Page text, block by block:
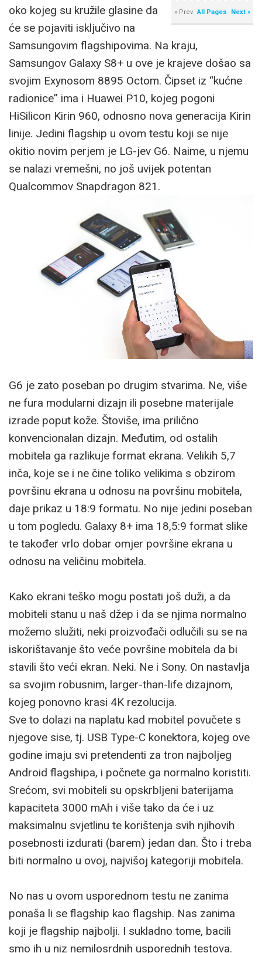
« Prev All Pages Next »
oko kojeg su kružile glasine da
će se pojaviti isključivo na
Samsungovim flagshipovima. Na kraju,
Samsungov Galaxy S8+ u ove je krajeve došao sa
svojim Exynosom 8895 Octom. Čipset iz “kućne
radionice” ima i Huawei P10, kojeg pogoni
HiSilicon Kirin 960, odnosno nova generacija Kirin
linije. Jedini flagship u ovom testu koji se nije
okitio novim perjem je LG-jev G6. Naime, u njemu
se nalazi vremešni, no još uvijek potentan
Qualcommov Snapdragon 821.
G6 je zato poseban po drugim stvarima. Ne, više
ne fura modularni dizajn ili posebne materijale
izrade poput kože. Štoviše, ima prilično
konvencionalan dizajn. Međutim, od ostalih
mobitela ga razlikuje format ekrana. Velikih 5,7
inča, koje se i ne čine toliko velikima s obzirom
površinu ekrana u odnosu na površinu mobitela,
daje prikaz u 18:9 formatu. No nije jedini poseban
u tom pogledu. Galaxy 8+ ima 18,5:9 format slike
te također vrlo dobar omjer površine ekrana u
odnosu na veličinu mobitela.
Kako ekrani teško mogu postati još duži, a da
mobiteli stanu u naš džep i da se njima normalno
možemo služiti, neki proizvođači odlučili su se na
iskorištavanje što veće površine mobitela da bi
stavili što veći ekran. Neki. Ne i Sony. On nastavlja
sa svojim robusnim, larger-than-life dizajnom,
kojeg ponovno krasi 4K rezolucija.
Sve to dolazi na naplatu kad mobitel povučete s
njegove sise, tj. USB Type-C konektora, kojeg ove
godine imaju svi pretendenti za tron najboljeg
Android flagshipa, i počnete ga normalno koristiti.
Srećom, svi mobiteli su opskrbljeni baterijama
kapaciteta 3000 mAh i više tako da će i uz
maksimalnu svjetlinu te korištenja svih njihovih
posebnosti izdurati (barem) jedan dan. Što i treba
biti normalno u ovoj, najvišoj kategoriji mobitela.
No nas u ovom usporednom testu ne zanima
ponaša li se flagship kao flagship. Nas zanima
koji je flagship najbolji. I sukladno tome, bacili
smo ih u niz nemilosrdnih usporednih testova.